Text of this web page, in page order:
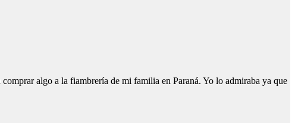
algo a la fiambrería de mi familia en Paraná. Yo lo admiraba ya que